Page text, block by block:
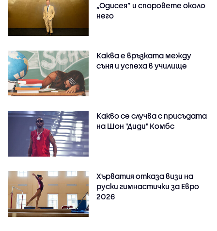
„Одисея” и споровете около
него
Каква е връзката между
съня и успеха в училище
Какво се случва с присъдата
на Шон "Диди" Комбс
Хърватия отказа визи на
руски гимнастички за Евро
2026